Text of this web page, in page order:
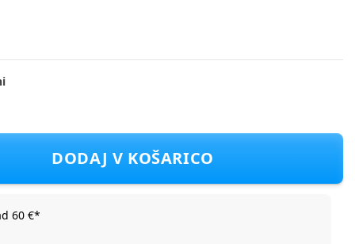
G D dark yellow 20
DODAJ V KOŠARICO
60 €*